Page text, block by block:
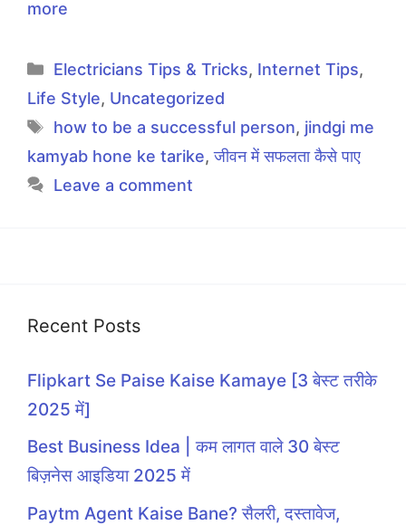
more
Categories
Electricians Tips & Tricks, Internet Tips,
Life Style, Uncategorized
Tags
how to be a successful person, jindgi me
kamyab hone ke tarike,जीवन में सफलता कैसे पाए
Leave a comment
Recent Posts
Flipkart Se Paise Kaise Kamaye [3 बेस्ट तरीके
2025 में]
Best Business Idea | कम लागत वाले 30 बेस्ट
बिज़नेस आइडिया 2025 में
Paytm Agent Kaise Bane? सैलरी, दस्तावेज,